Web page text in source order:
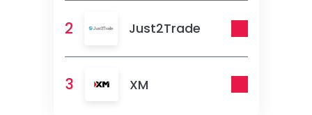
2 Just2Trade
3 XM